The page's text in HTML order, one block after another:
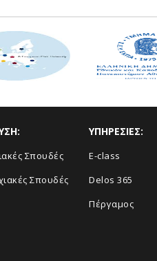
Σπουδές
Σπουδές
ΥΠΗΡΕΣΙΕΣ:
E-class
Delos 365
Πέργαμος